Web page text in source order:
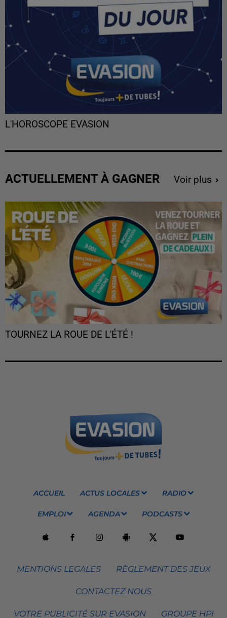
L'HOROSCOPE EVASION
ACTUELLEMENT À GAGNER Voir plus
TOURNEZ LA ROUE DE L'ÉTÉ !
ACCUEIL ACTUS LOCALES RADIO
EMPLOI AGENDA PODCASTS
MENTIONS LEGALES RÈGLEMENT DES JEUX
CONTACTEZ NOUS
VOTRE PUBLICITÉ SUR EVASION GROUPE HPI